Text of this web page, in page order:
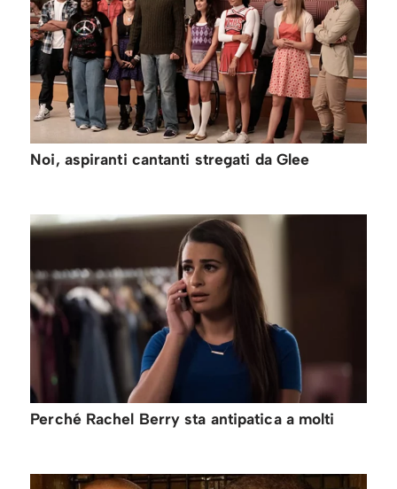
Noi, aspiranti cantanti stregati da Glee
Perché Rachel Berry sta antipatica a molti